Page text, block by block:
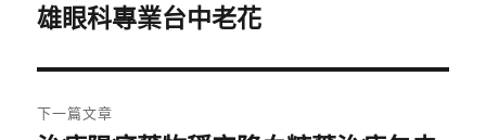
導
覽
一
文
章:
雄眼科專業台中老花
下一篇文章